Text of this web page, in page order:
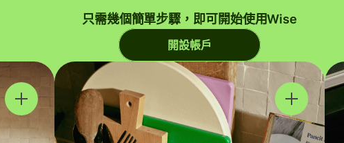
只需幾個簡單步驟，即可開始使用Wise
開設帳戶